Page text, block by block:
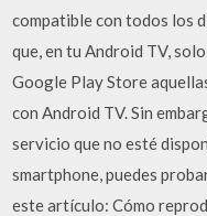
compatible con todos los
que, en tu Android TV,
Google Play Store
con Android TV. Sin
servicio que no esté
smartphone, puedes
este artículo: Cómo